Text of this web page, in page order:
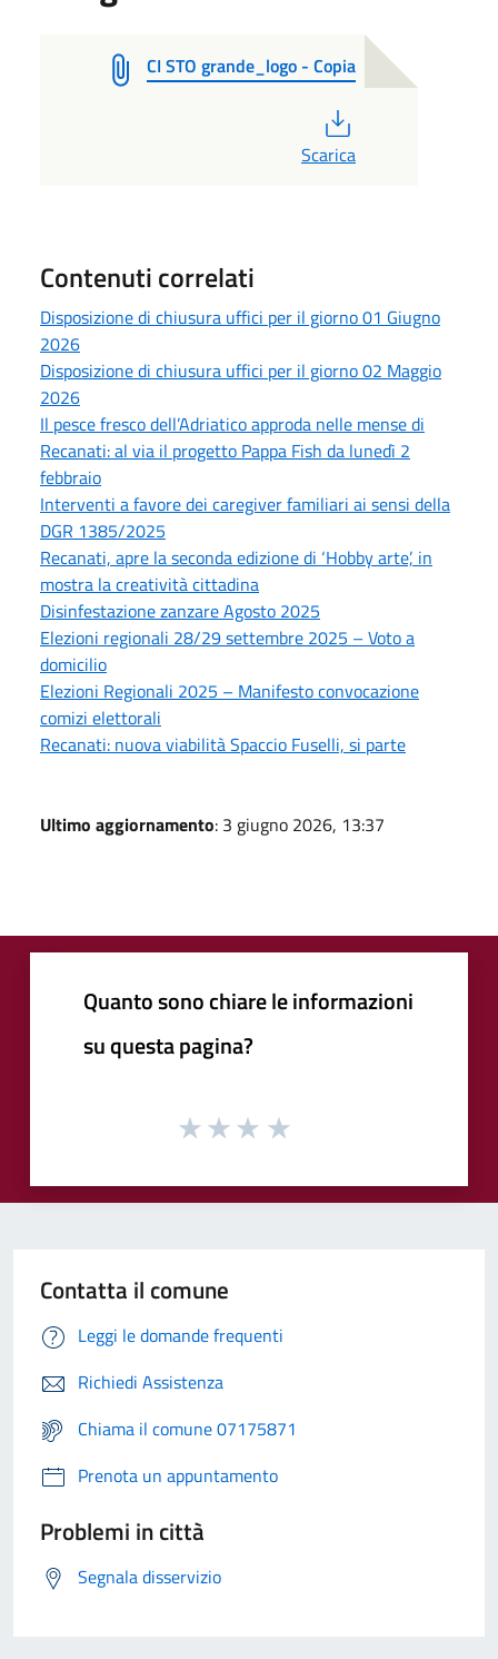
CI STO grande_logo - Copia
Scarica
Contenuti correlati
Disposizione di chiusura uffici per il giorno 01 Giugno
2026
Disposizione di chiusura uffici per il giorno 02 Maggio
2026
Il pesce fresco dell’Adriatico approda nelle mense di
Recanati: al via il progetto Pappa Fish da lunedì 2
febbraio
Interventi a favore dei caregiver familiari ai sensi della
DGR 1385/2025
Recanati, apre la seconda edizione di ‘Hobby arte’, in
mostra la creatività cittadina
Disinfestazione zanzare Agosto 2025
Elezioni regionali 28/29 settembre 2025 – Voto a
domicilio
Elezioni Regionali 2025 – Manifesto convocazione
comizi elettorali
Recanati: nuova viabilità Spaccio Fuselli, si parte
Ultimo aggiornamento: 3 giugno 2026, 13:37
Quanto sono chiare le informazioni
su questa pagina?
Contatta il comune
Leggi le domande frequenti
Richiedi Assistenza
Chiama il comune 07175871
Prenota un appuntamento
Problemi in città
Segnala disservizio